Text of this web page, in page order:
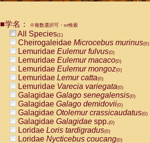
■学名： ※複数選択可・or検索
All Species(1)
Cheirogaleidae Microcebus murinus(0)
Lemuridae Eulemur fulvus(0)
Lemuridae Eulemur macaco(0)
Lemuridae Eulemur mongoz(0)
Lemuridae Lemur catta(0)
Lemuridae Varecia variegata(0)
Galagidae Galago senegalensis(0)
Galagidae Galago demidovii(0)
Galagidae Otolemur crassicaudatus(0)
Galagidae Galagidae spp.(0)
Loridae Loris tardigradus(0)
Loridae Nycticebus coucang(0)